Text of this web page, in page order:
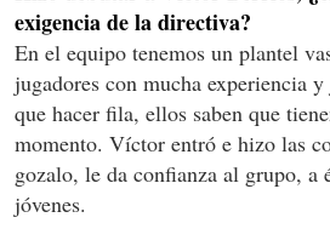
exigencia de la directiva?
En el equipo tenemos un plantel
jugadores con mucha experiencia
que hacer fila, ellos saben que
momento. Víctor entró e hizo las
gozalo, le da confianza al grupo, a
jóvenes.